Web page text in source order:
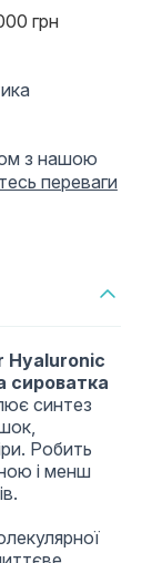
грн
з нашою
переваги
Hyaluronic
сироватка
синтез
Робить
і менш